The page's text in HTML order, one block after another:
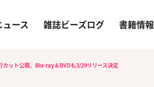
ュース 雑誌ビーズログ 書籍情報
カット公開、Blu-ray＆DVDも3/29リリース決定